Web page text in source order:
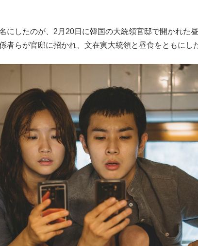
にしたのが、2月20日に韓国の大統領官邸で開かれた
者らが官邸に招かれ、文在寅大統領と昼食をともにし